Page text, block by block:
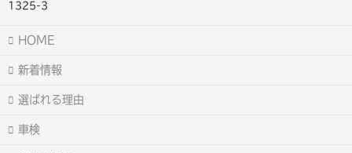
1325-3
HOME
新着情報
選ばれる理由
車検